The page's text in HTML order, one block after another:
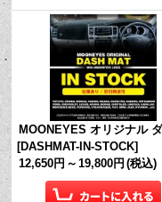
[DASHMAT-IN-STOCK]
12,650円 ～ 19,800円 (税込)